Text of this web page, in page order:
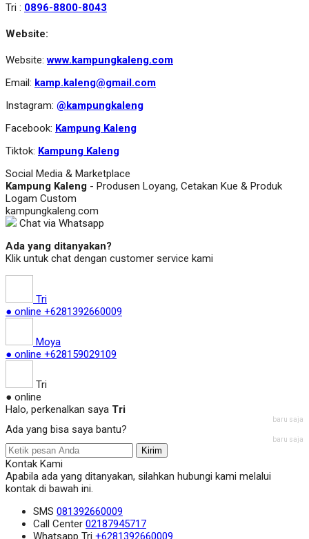
Tri : 0896-8800-8043
Website:
Website:www.kampungkaleng.com
Email: kamp.kaleng@gmail.com
Instagram: @kampungkaleng
Facebook: Kampung Kaleng
Tiktok: Kampung Kaleng
Social Media & Marketplace
Kampung Kaleng - Produsen Loyang, Cetakan Kue & Produk
Logam Custom
kampungkaleng.com
Chat via Whatsapp
Ada yang ditanyakan?
Klik untuk chat dengan customer service kami
Tri
● online +6281392660009
Moya
● online +628159029109
Tri
● online
Halo, perkenalkan saya Tri
baru saja
Ada yang bisa saya bantu?
baru saja
Kirim
Kontak Kami
Apabila ada yang ditanyakan, silahkan hubungi kami melalui
kontak di bawah ini.
SMS 081392660009
Call Center 02187945717
Whatsapp Tri +6281392660009